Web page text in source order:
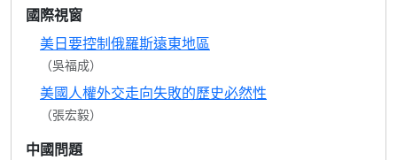
國際視窗
美日要控制俄羅斯遠東地區
（吳福成）
美國人權外交走向失敗的歷史必然性
（張宏毅）
中國問題